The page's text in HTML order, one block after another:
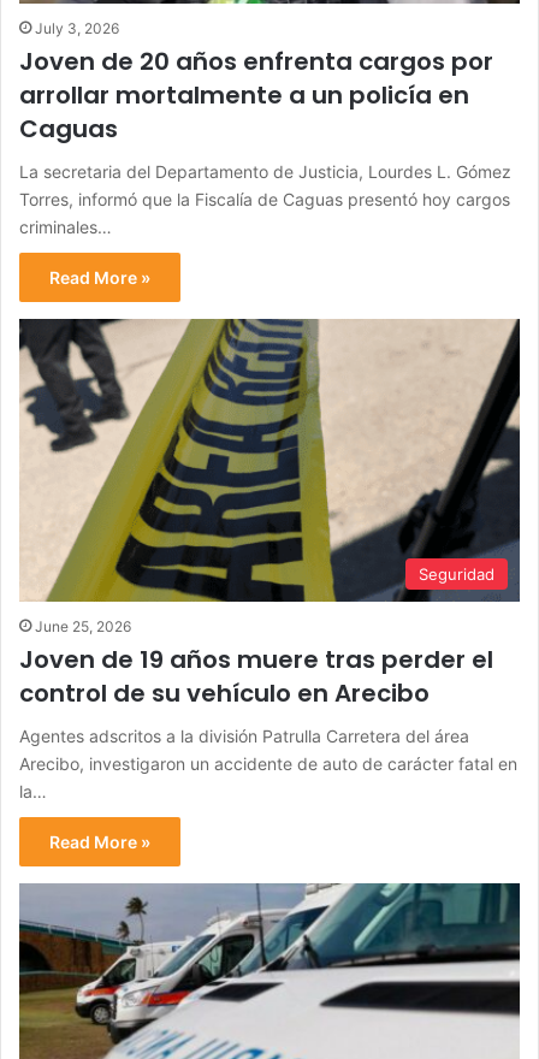
July 3, 2026
Joven de 20 años enfrenta cargos por
arrollar mortalmente a un policía en
Caguas
La secretaria del Departamento de Justicia, Lourdes L. Gómez
Torres, informó que la Fiscalía de Caguas presentó hoy cargos
criminales…
Read More »
Seguridad
June 25, 2026
Joven de 19 años muere tras perder el
control de su vehículo en Arecibo
Agentes adscritos a la división Patrulla Carretera del área
Arecibo, investigaron un accidente de auto de carácter fatal en
la…
Read More »